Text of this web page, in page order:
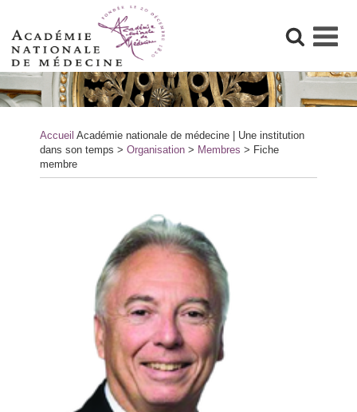
Skip
to
content
Accueil Académie nationale de médecine | Une institution
dans son temps > Organisation > Membres > Fiche
membre